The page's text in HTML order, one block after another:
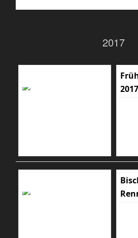
2017
2017